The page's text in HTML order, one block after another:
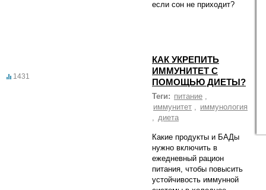
если сон не приходит?
1431
КАК УКРЕПИТЬ
ИММУНИТЕТ С
ПОМОЩЬЮ ДИЕТЫ?
Теги: питание ,
иммунитет , иммунология
, диета
Какие продукты и БАДы
нужно включить в
ежедневный рацион
питания, чтобы повысить
устойчивость иммунной